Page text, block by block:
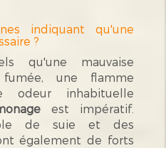
indiquant qu'une
?
qu'une mauvaise
une flamme
odeur inhabituelle
est impératif.
de suie et des
également de forts